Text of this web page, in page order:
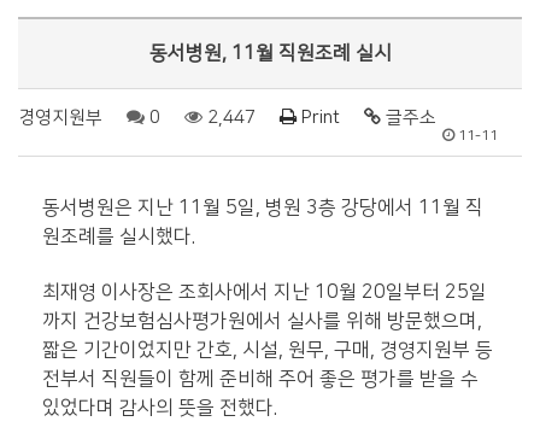
동서병원, 11월 직원조례 실시
경영지원부 0 2,447 Print 글주소
11-11
동서병원은 지난 11월 5일, 병원 3층 강당에서 11월 직
원조례를 실시했다.
최재영 이사장은 조회사에서 지난 10월 20일부터 25일
까지 건강보험심사평가원에서 실사를 위해 방문했으며,
짧은 기간이었지만 간호, 시설, 원무, 구매, 경영지원부 등
전부서 직원들이 함께 준비해 주어 좋은 평가를 받을 수
있었다며 감사의 뜻을 전했다.